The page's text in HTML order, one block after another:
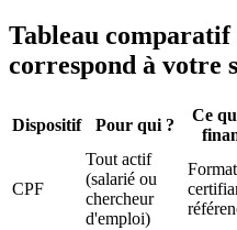
Tableau
correspond à votre
Dispositif Pour qui ?
Ce
CPF
Tout actif
(salarié ou
chercheur
d'emploi)